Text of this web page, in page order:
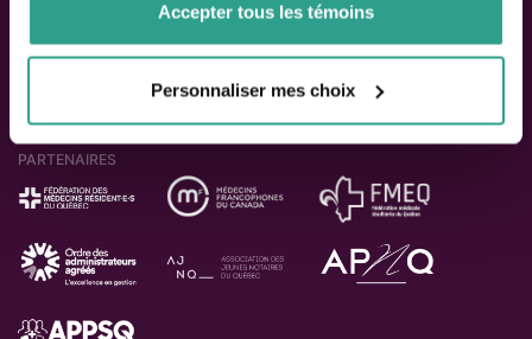
Accepter tous les témoins
Personnaliser mes choix
PARTENAIRES